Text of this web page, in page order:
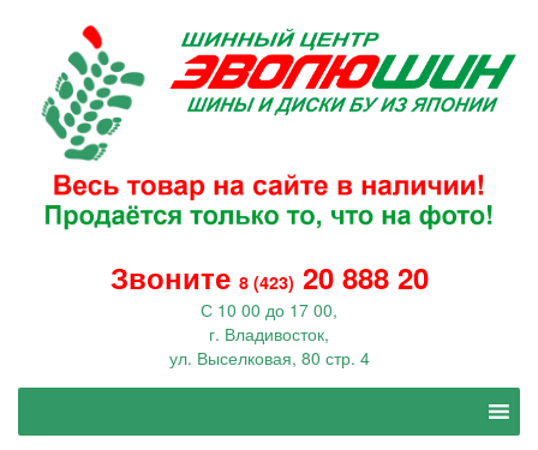
Звоните 8 (423) 20 888 20
С 10 00 до 17 00,
г. Владивосток,
ул. Выселковая, 80 стр. 4